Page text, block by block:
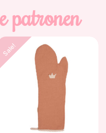
patronen
Sale!